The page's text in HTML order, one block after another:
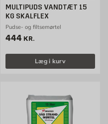
MULTIPUDS VANDTÆT 15
KG SKALFLEX
Pudse- og filtsemørtel
Pris 444 kr. /stk
444 KR.
Læg i kurv